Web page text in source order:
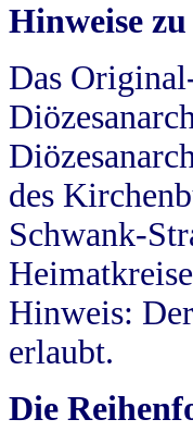
Hinweise
Das
des
Schwank-
Hinweis:
erlaubt.
Die